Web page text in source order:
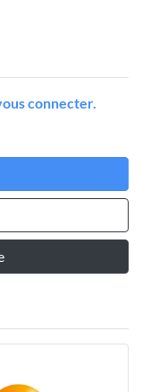
connecter.